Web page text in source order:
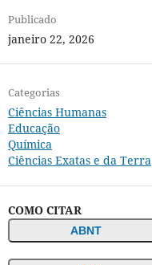
Publicado
janeiro 22, 2026
Categorias
Ciências Humanas
Educação
Química
Ciências Exatas e da Terra
COMO CITAR
ABNT